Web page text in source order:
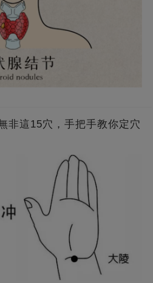
非這15穴，手把手教你定穴